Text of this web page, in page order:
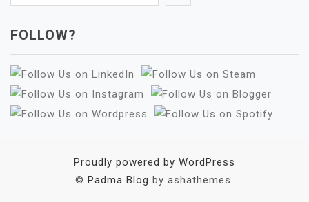
FOLLOW?
Proudly powered by WordPress
© Padma Blog by ashathemes.